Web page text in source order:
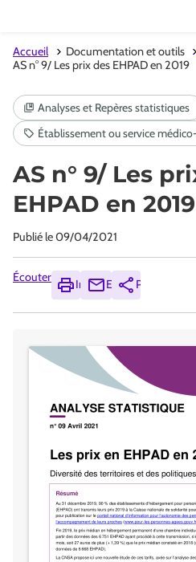
Accueil Documentation et outils
AS n° 9/ Les prix des EHPAD en 2019
AS n° 9/ Les
EHPAD en 2019
Publié le09/04/2021
Écouter
ImprimerEnvoyerPartager